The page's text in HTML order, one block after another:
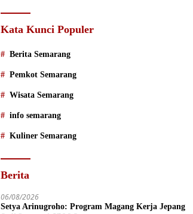
Kata Kunci Populer
Berita Semarang
Pemkot Semarang
Wisata Semarang
info semarang
Kuliner Semarang
Berita
06/08/2026
Setya Arinugroho: Program Magang Kerja Jepang